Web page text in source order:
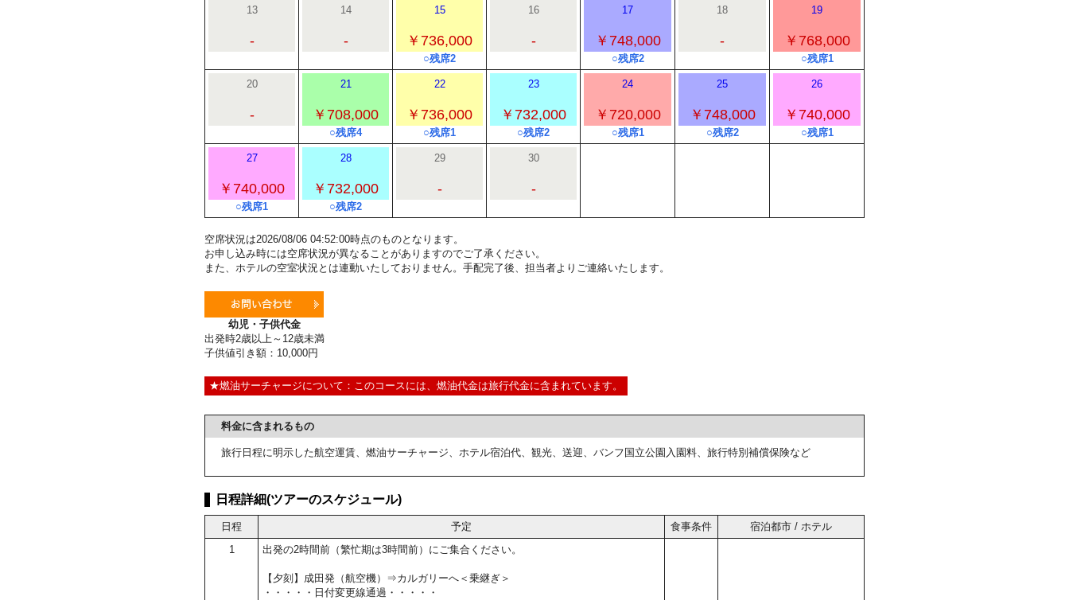
13
-
14
-
15
￥736,000
○残席2
16
-
17
￥748,000
○残席2
18
-
19
￥768,000
○残席1
20
-
21
￥708,000
○残席4
22
￥736,000
○残席1
23
￥732,000
○残席2
24
￥720,000
○残席1
25
￥748,000
○残席2
26
￥740,000
○残席1
27
￥740,000
○残席1
28
￥732,000
○残席2
29
-
30
-
空席状況は2026/08/06 04:52:00時点のものとなります。
お申し込み時には空席状況が異なることがありますのでご了承ください。
また、ホテルの空室状況とは連動いたしておりません。手配完了後、担当者よりご連絡いたします。
幼児・子供代金
出発時2歳以上～12歳未満
子供値引き額：10,000円
★燃油サーチャージについて：このコースには、燃油代金は旅行代金に含まれています。
料金に含まれるもの
旅行日程に明示した航空運賃、燃油サーチャージ、ホテル宿泊代、観光、送迎、バンフ国立公園入園料、旅行特別補償保険など
日程詳細(ツアーのスケジュール)
日程 予定 食事条件
宿泊都市 / ホテル
1
出発の2時間前（繁忙期は3時間前）にご集合ください。
【夕刻】成田発（航空機）⇒カルガリーへ＜乗継ぎ＞
・・・・・日付変更線通過・・・・・